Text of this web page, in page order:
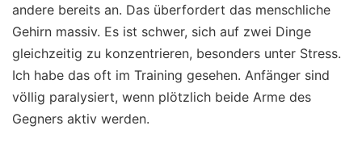
andere bereits an. Das überfordert das menschliche
Gehirn massiv. Es ist schwer, sich auf zwei Dinge
gleichzeitig zu konzentrieren, besonders unter Stress.
Ich habe das oft im Training gesehen. Anfänger sind
völlig paralysiert, wenn plötzlich beide Arme des
Gegners aktiv werden.